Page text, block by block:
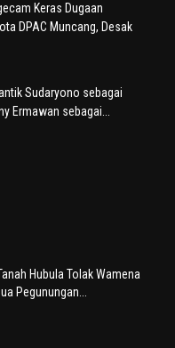
Keras Dugaan
DPAC Muncang, Desak
Sudaryono sebagai
Ermawan sebagai...
Hubula Tolak Wamena
Pegunungan...